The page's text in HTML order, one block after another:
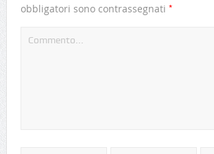
obbligatori sono contrassegnati *